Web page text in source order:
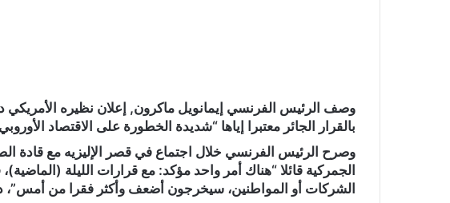
وصف الرئيس الفرنسي إيمانويل ماكرون, إعلان نظيره
بالقرار الجائر معتبرا إياها “شديدة الخطورة على الاقتصاد
وصرح الرئيس الفرنسي خلال اجتماع في قصر الإليزيه مع قادة
الجمركية قائلا “هناك أمر واحد مؤكد: مع قرارات الليلة
الشركات أو المواطنين، سيخرجون أضعف وأكثر فقرا من أمس”،